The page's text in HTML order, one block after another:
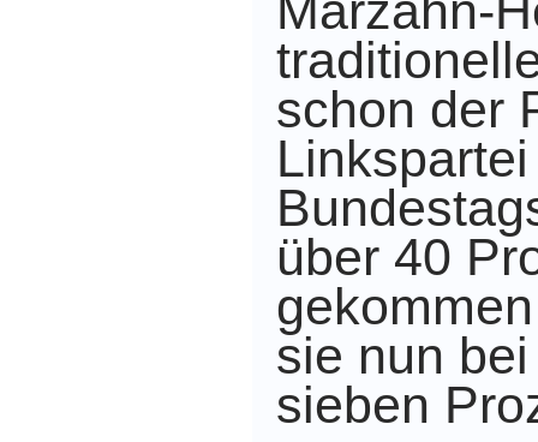
schon der
über 40
sie nun
sieben